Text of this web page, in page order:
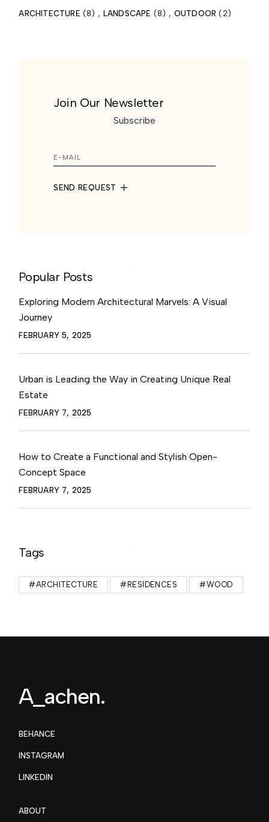
ARCHITECTURE (8) LANDSCAPE (8) OUTDOOR (2)
Join Our Newsletter
Subscribe
SEND REQUEST
Popular Posts
Exploring Modern Architectural Marvels: A Visual
Journey
FEBRUARY 5, 2025
Urban is Leading the Way in Creating Unique Real
Estate
FEBRUARY 7, 2025
How to Create a Functional and Stylish Open-
Concept Space
FEBRUARY 7, 2025
Tags
#ARCHITECTURE #RESIDENCES #WOOD
A_achen.
BEHANCE
INSTAGRAM
LINKEDIN
ABOUT